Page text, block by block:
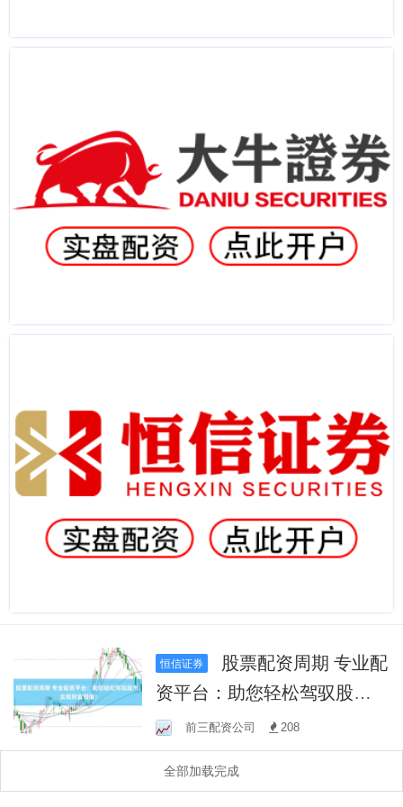
恒信证券
资平台：助您轻松驾驭股
市，实现财富增值！
前三配资公司 208
全部加载完成